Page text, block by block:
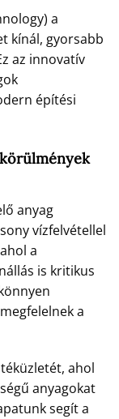
a
kínál, gyorsabb
az innovatív
építési
anyag
vízfelvétellel
a
is kritikus
a
ahol
anyagokat
segít a